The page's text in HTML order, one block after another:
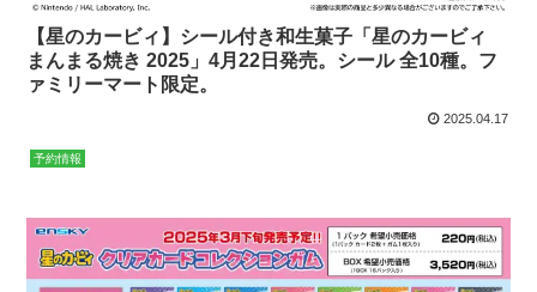
【星のカービィ】シール付き和生菓子「星のカービィ
まんまる焼き 2025」4月22日発売。シール 全10種。フ
ァミリーマート限定。
2025.04.17
予約情報